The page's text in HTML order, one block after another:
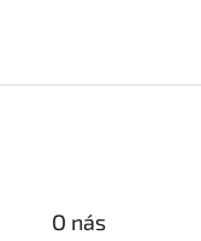
O nás